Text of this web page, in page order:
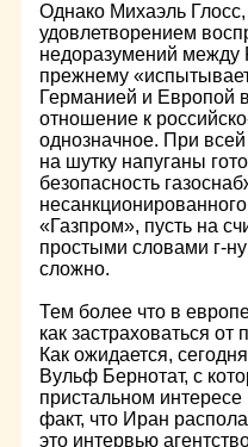
Однако Михаэль
удовлетворением
недоразумений между
прежнему
Германией и Европой
отношение к
однозначное. При
на шутку напуганы
безопасность
«Газпром», пусть на
простыми словами г-
сложно.
Тем более что в
как застраховаться
Как ожидается,
Вульф Бернотат, с
пристальном
факт, что Иран
это интервью